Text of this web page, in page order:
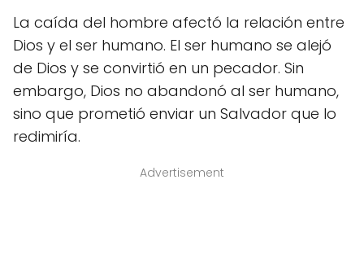
La caída del hombre afectó la relación entre
Dios y el ser humano. El ser humano se alejó
de Dios y se convirtió en un pecador. Sin
embargo, Dios no abandonó al ser humano,
sino que prometió enviar un Salvador que lo
redimiría.
Advertisement